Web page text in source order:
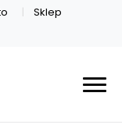
Sklep